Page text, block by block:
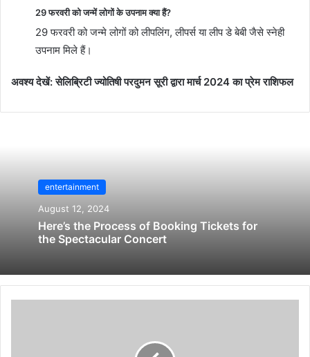
29 फरवरी को जन्में लोगों के उपनाम क्या हैं?
29 फरवरी को जन्मे लोगों को लीपलिंग, लीपर्स या लीप डे बेबी जैसे स्नेही
उपनाम मिले हैं।
अवश्य देखें: सेलिब्रिटी ज्योतिषी परदुमन सूरी द्वारा मार्च 2024 का प्रेम राशिफल
entertainment
August 12, 2024
Here’s the Process of Booking Tickets for
the Spectacular Concert